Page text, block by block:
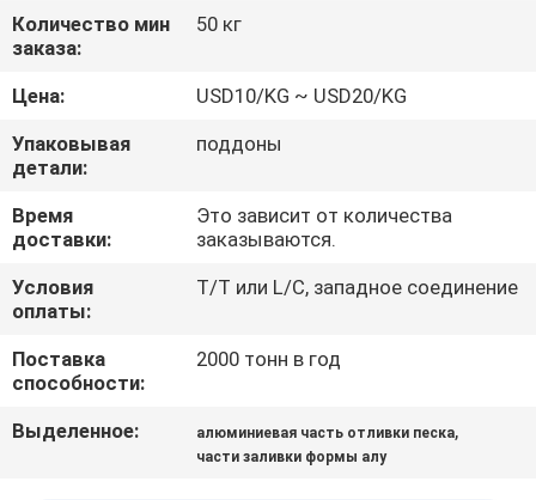
ПРОВЕРКА
КАЧЕСТВА
СВЯЖИТЕСЬ
МЫ
НОВОСТИ
СПРОСИТЕ
Количество мин
заказа:
50 кг
Цена:
USD10/KG ~ USD20/KG
Упаковывая
детали:
поддоны
Время
доставки:
Это зависит от количества
заказываются.
Условия
оплаты:
T/T или L/C, западное соединение
Поставка
способности:
2000 тонн в год
Выделенное: алюминиевая часть отливки песка,
части заливки формы алу